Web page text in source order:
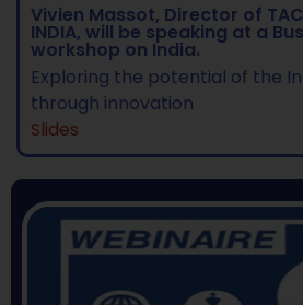
Vivien Massot, Director of TAC
INDIA, will be speaking at a
workshop on India.
Exploring the potential of the
through innovation
Slides